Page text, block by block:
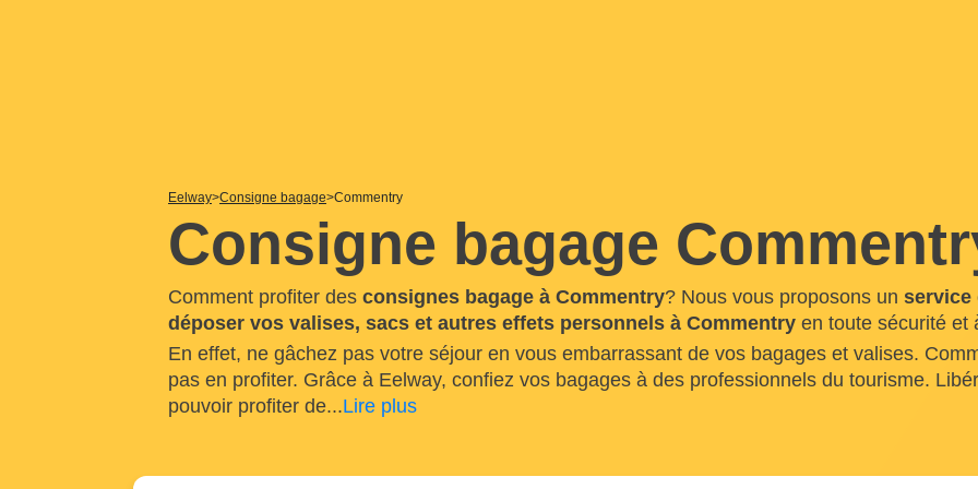
Eelway Consigne bagage Commentry
Consigne bagage
Comment profiter des consignes bagage à Commentry? Nous vous proposons un service
déposer vos valises, sacs et autres effets personnels à Commentry en toute sécurité et
En effet, ne gâchez pas votre séjour en vous embarrassant de vos bagages et valises.
pas en profiter. Grâce à Eelway, confiez vos bagages à des professionnels du tourisme.
pouvoir profiter de...Lire plus